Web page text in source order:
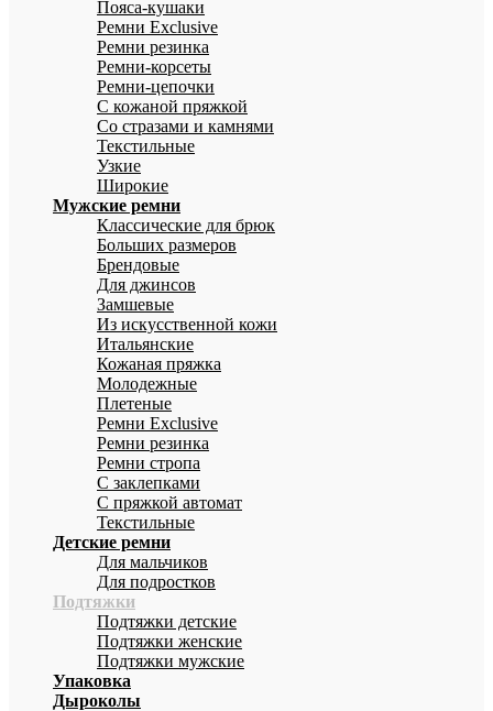
Пояса-кушаки
Ремни Exclusive
Ремни резинка
Ремни-корсеты
Ремни-цепочки
С кожаной пряжкой
Со стразами и камнями
Текстильные
Узкие
Широкие
Мужские ремни
Классические для брюк
Больших размеров
Брендовые
Для джинсов
Замшевые
Из искусственной кожи
Итальянские
Кожаная пряжка
Молодежные
Плетеные
Ремни Exclusive
Ремни резинка
Ремни стропа
С заклепками
С пряжкой автомат
Текстильные
Детские ремни
Для мальчиков
Для подростков
Подтяжки
Подтяжки детские
Подтяжки женские
Подтяжки мужские
Упаковка
Дыроколы